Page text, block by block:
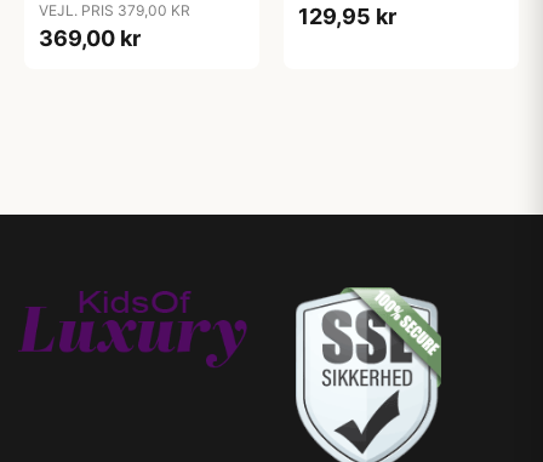
VEJL. PRIS 379,00 KR
369,00 kr
129,95 kr